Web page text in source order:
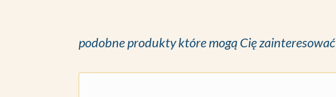
podobne produkty które mogą Cię zainteresować